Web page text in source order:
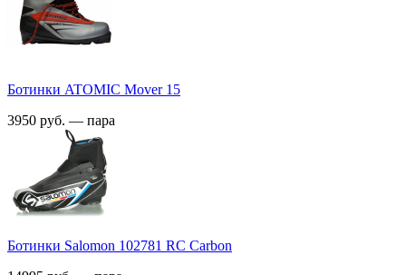
Ботинки ATOMIC Mover 15
3950 руб. — пара
Ботинки Salomon 102781 RC Carbon